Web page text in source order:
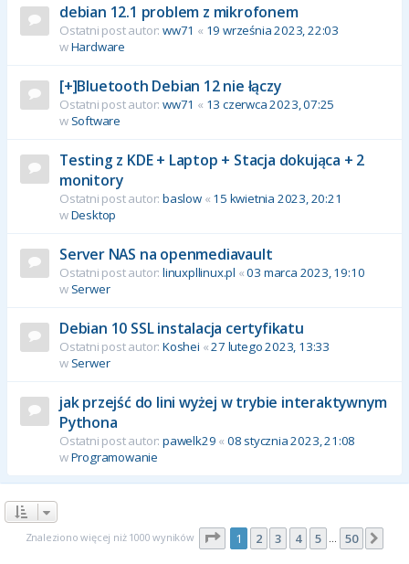
debian 12.1 problem z mikrofonem
Ostatni post autor: ww71 « 19 września 2023, 22:03
wHardware
[+]Bluetooth Debian 12 nie łączy
Ostatni post autor: ww71 « 13 czerwca 2023, 07:25
w Software
Testing z KDE + Laptop + Stacja dokująca + 2
monitory
Ostatni post autor: baslow« 15 kwietnia 2023, 20:21
wDesktop
Server NAS na openmediavault
Ostatni post autor: linuxpllinux.pl «03 marca 2023, 19:10
w Serwer
Debian 10 SSL instalacja certyfikatu
Ostatni post autor: Koshei «27 lutego 2023, 13:33
w Serwer
jak przejść do lini wyżej w trybie interaktywnym
Pythona
Ostatni post autor: pawelk29 « 08 stycznia 2023, 21:08
wProgramowanie
Znaleziono więcej niż 1000 wyników Strona z50
1 2 3 4 5 … 50